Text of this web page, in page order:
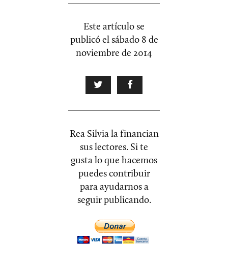
Este artículo se
publicó elsábado 8 de
noviembre de 2014
Rea Silvia la financian
sus lectores. Si te
gusta lo que hacemos
puedes contribuir
para ayudarnos a
seguir publicando.